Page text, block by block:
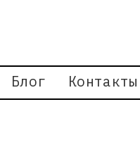
Блог Контакты